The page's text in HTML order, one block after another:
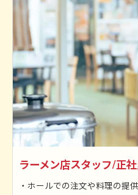
ラーメン店スタッフ/正
・ホールでの注文や料理の提